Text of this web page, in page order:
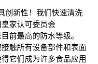
创新性！我们快速清洗
家认可委员会
前最高的防水等级。
触所有设备部件和表面
它们成为许多食品应用